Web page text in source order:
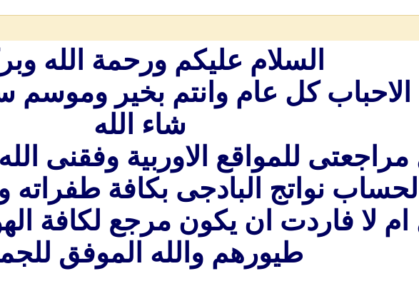
السلام عليكم ورحمة الله
الاحباب كل عام وانتم بخير وموسم
شاء الله
مراجعتى للمواقع الاوربية وفقنى
لحساب نواتج البادجى بكافة
لا فاردت ان يكون مرجع لكافة
طيورهم والله الموفق